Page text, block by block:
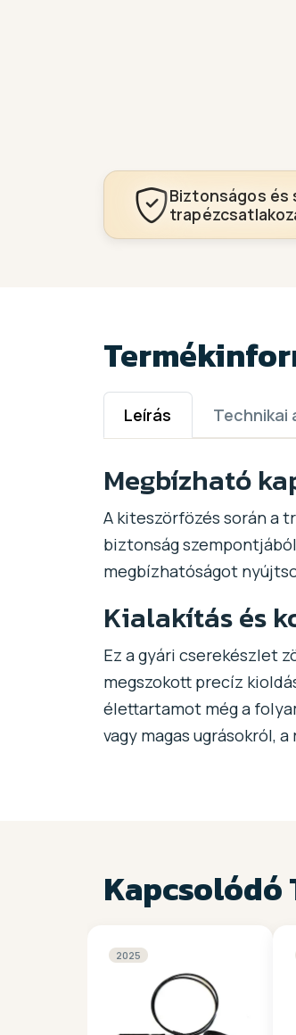
Biztonságos és
Leírás Technikai
Megbízható
A kiteszörfözés során a
biztonság
megbízhatóságot
Kialakítás és
Ez a gyári cserekészlet
megszokott precíz
élettartamot még a
vagy magas ugrásokról,
Kapcsolódó
2025